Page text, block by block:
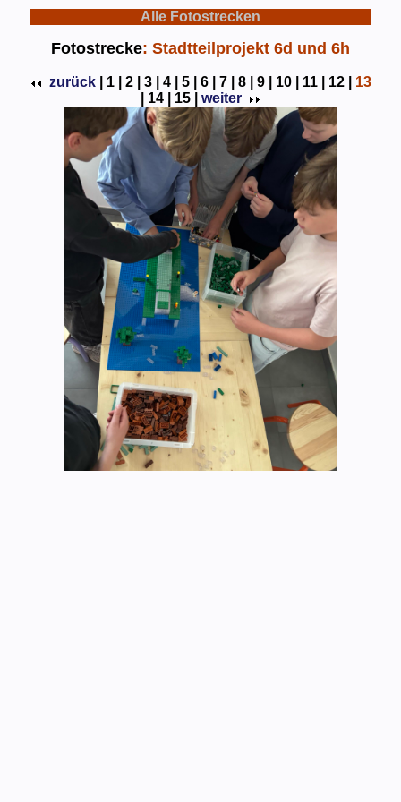
Alle Fotostrecken
Fotostrecke: Stadtteilprojekt 6d und 6h
zurück 1 | 2 | 3 | 4 | 5 | 6 | 7 | 8 | 9 | 10 | 11 | 12 |
13
14 | 15 | weiter